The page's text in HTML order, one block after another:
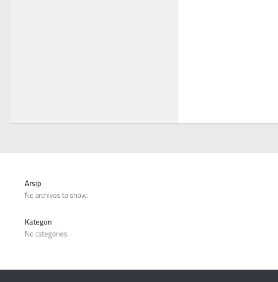
Arsip
No archives to show.
Kategori
No categories